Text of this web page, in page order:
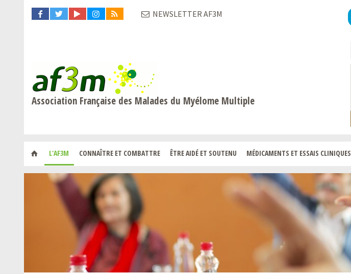
NEWSLETTER AF3M
Association Française des Malades du Myélome Multiple
L'AF3M CONNAÎTRE ET COMBATTRE ÊTRE AIDÉ ET SOUTENU MÉDICAMENTS ET ESSAIS CLINIQUES